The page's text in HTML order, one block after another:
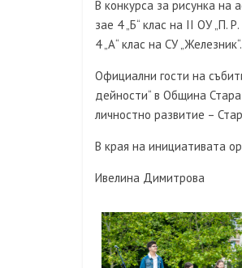
В конкурса за рисунка на
зае 4 „Б“ клас на II ОУ „П.
4 „А“ клас на СУ „Железник“.
Официални гости на
дейности“ в Община
личностно развитие –
В края на инициативата
Ивелина Димитрова